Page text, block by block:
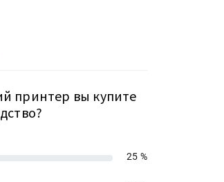
принтер вы купите
25 %